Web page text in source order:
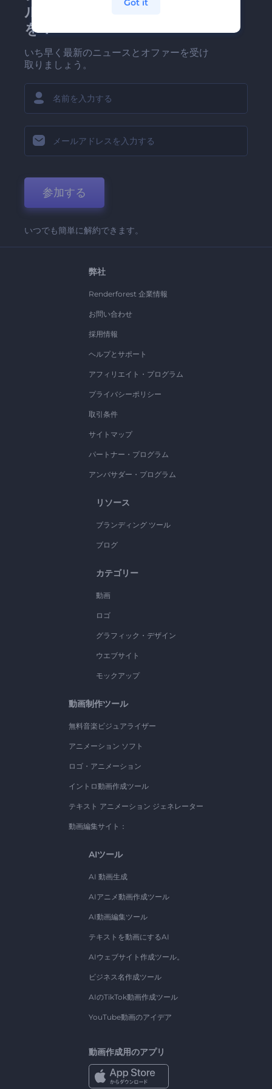
ルマガジンにどうかご登録
を！
いち早く最新のニュースとオファーを受け
取りましょう。
参加する
いつでも簡単に解約できます。
弊社
Renderforest 企業情報
お問い合わせ
採用情報
ヘルプとサポート
アフィリエイト・プログラム
プライバシーポリシー
取引条件
サイトマップ
パートナー・プログラム
アンバサダー・プログラム
リソース
ブランディング ツール
ブログ
カテゴリー
動画
ロゴ
グラフィック・デザイン
ウエブサイト
モックアップ
動画制作ツール
無料音楽ビジュアライザー
アニメーション ソフト
ロゴ・アニメーション
イントロ動画作成ツール
テキスト アニメーション ジェネレーター
動画編集サイト：
AIツール
AI 動画生成
AIアニメ動画作成ツール
AI動画編集ツール
テキストを動画にするAI
AIウェブサイト作成ツール。
ビジネス名作成ツール
AIのTikTok動画作成ツール
YouTube動画のアイデア
動画作成用のアプリ
Got it